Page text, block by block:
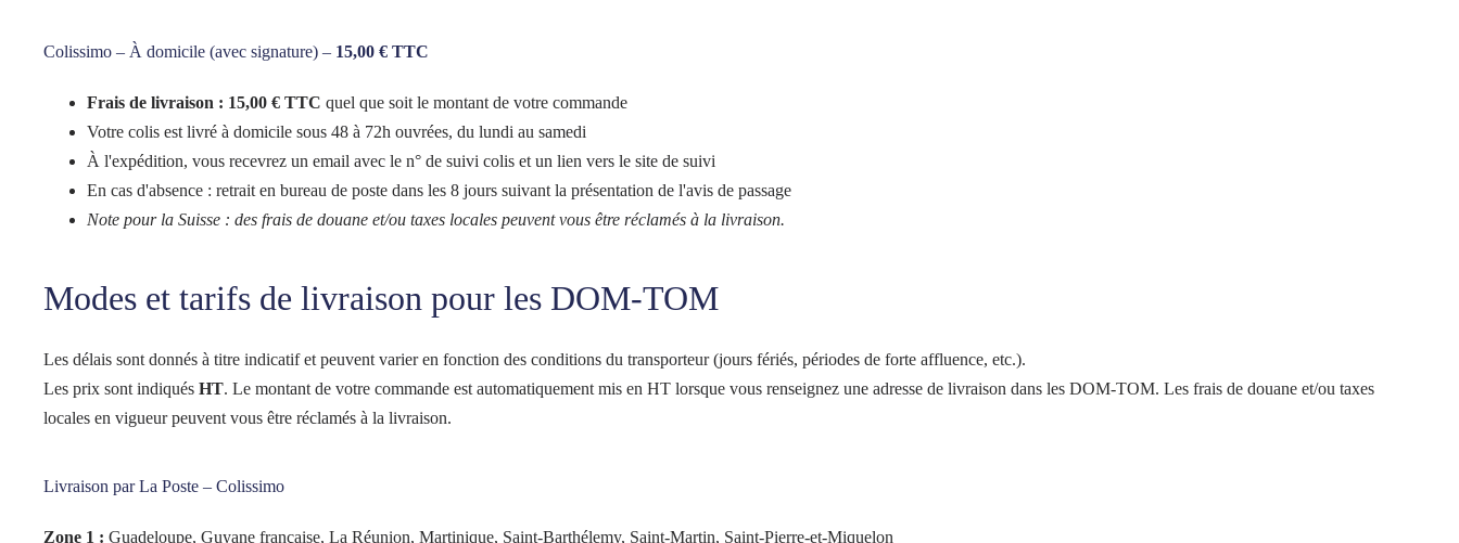
Colissimo – À domicile (avec signature) – 15,00 € TTC
Frais de livraison : 15,00 € TTC quel que soit le montant de votre commande
Votre colis est livré à domicile sous 48 à 72h ouvrées, du lundi au samedi
À l'expédition, vous recevrez un email avec le n° de suivi colis et un lien vers le site de suivi
En cas d'absence : retrait en bureau de poste dans les 8 jours suivant la présentation de l'avis de passage
Note pour la Suisse : des frais de douane et/ou taxes locales peuvent vous être réclamés à la livraison.
Modes et tarifs de livraison pour les DOM-TOM
Les délais sont donnés à titre indicatif et peuvent varier en fonction des conditions du transporteur (jours fériés, périodes de forte affluence, etc.).
Les prix sont indiqués HT. Le montant de votre commande est automatiquement mis en HT lorsque vous renseignez une adresse de livraison dans les DOM-TOM. Les frais de douane et/ou taxes
locales en vigueur peuvent vous être réclamés à la livraison.
Livraison par La Poste – Colissimo
Zone 1 : Guadeloupe, Guyane française, La Réunion, Martinique, Saint-Barthélemy, Saint-Martin, Saint-Pierre-et-Miquelon